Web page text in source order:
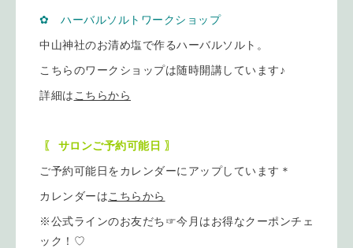
✿ ハーバルソルトワークショップ
中山神社のお清め塩で作るハーバルソルト。
こちらのワークショップは随時開講しています♪
詳細は こちらから
〖 サロンご予約可能日 〗
ご予約可能日をカレンダーにアップしています＊
カレンダーはこちらから
※公式ラインのお友だち☞今月はお得なクーポンチェ
ック！♡